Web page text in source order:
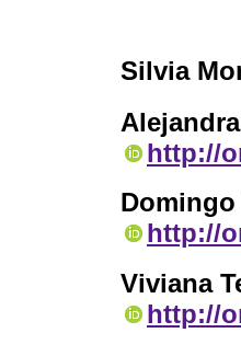
Silvia
http://
http://
Viviana
http://